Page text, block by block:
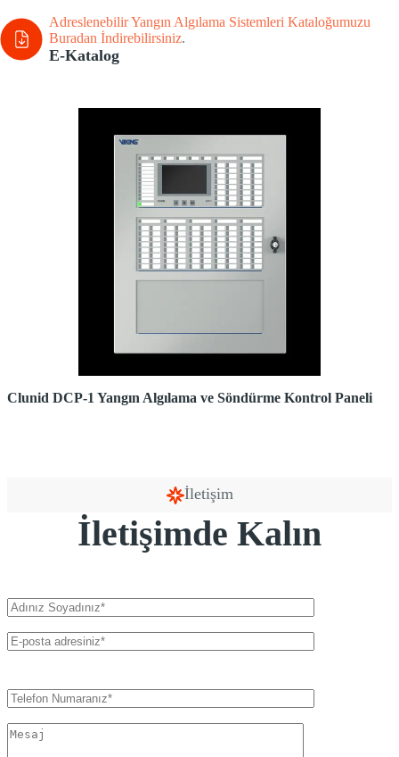
Adreslenebilir Yangın Algılama Sistemleri Kataloğumuzu
Buradan İndirebilirsiniz.
E-Katalog
Clunid DCP-1 Yangın Algılama ve Söndürme Kontrol Paneli
İletişim
İletişimde Kalın